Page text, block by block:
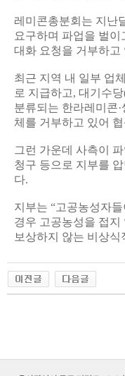
레미콘총분회는 지난
요구하며 파업을 벌
대화 요청을 거부하고
최근 지역 내 일부 업
로 지급하고, 대기수
분류되는 한라레미콘
체를 거부하고 있어
그런 가운데 사측이
청구 등으로 지부를
다.
지부는 “고공농성자
경우 고공농성을 접지
보상하지 않는 비상